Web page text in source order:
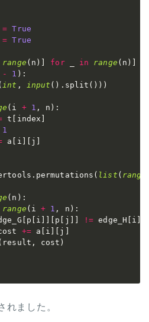
= True
= True
range ( n ) ] for _ in range ( n ) ]
- 1 ) :
int , input ( ) . split ( ) ) )
( i + 1 , n ) :
t [ index ]
1
a [ i ] [ j ]
. permutations ( list ( range
( n ) :
range ( i + 1 , n ) :
[ p [ i ] ] [ p [ j ] ] != edge_H [ i ]
+= a [ i ] [ j ]
result , cost )
れました。